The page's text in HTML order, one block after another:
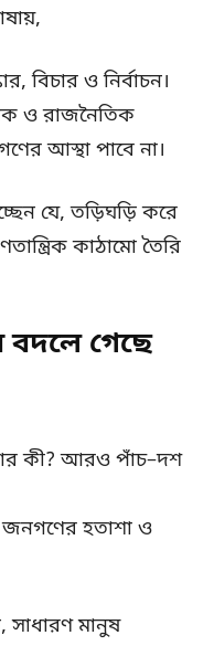
বিচার ও নির্বাচন।
ও রাজনৈতিক
আস্থা পাবে না।
যে, তড়িঘড়ি করে
কাঠামো তৈরি
গেছে
কী? আরও পাঁচ–দশ
হতাশা ও
সাধারণ মানুষ